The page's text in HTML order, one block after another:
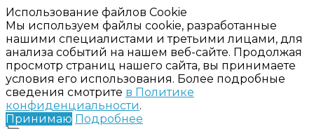
Использование файлов Cookie
Мы используем файлы cookie, разработанные
нашими специалистами и третьими лицами, для
анализа событий на нашем веб-сайте. Продолжая
просмотр страниц нашего сайта, вы принимаете
условия его использования. Более подробные
сведения смотрите в Политике
конфиденциальности.
Принимаю Подробнее